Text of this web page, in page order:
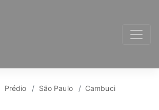
Venda,
Prédio São Paulo
Cambuci